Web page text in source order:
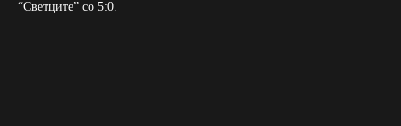
“Светците” со 5:0.